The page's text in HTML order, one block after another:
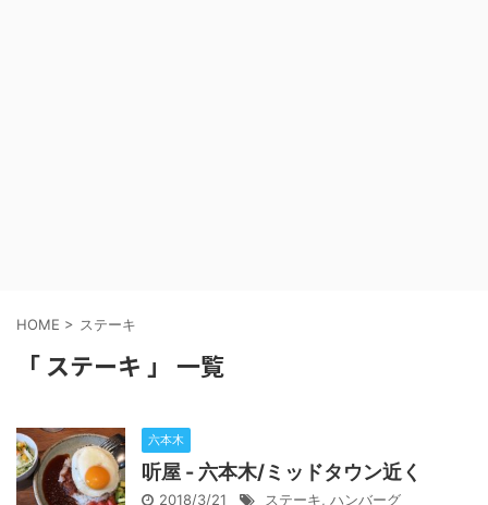
HOME > ステーキ
「 ステーキ 」 一覧
六本木
听屋 - 六本木/ミッドタウン近く
2018/3/21 ステーキ, ハンバーグ